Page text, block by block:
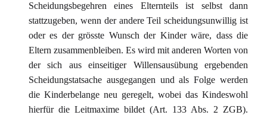
Scheidungsbegehren eines Elternteils ist selbst dann
stattzugeben, wenn der andere Teil scheidungsunwillig ist
oder es der grösste Wunsch der Kinder wäre, dass die
Eltern zusammenbleiben. Es wird mit anderen Worten von
der sich aus einseitiger Willensausübung ergebenden
Scheidungstatsache ausgegangen und als Folge werden
die Kinderbelange neu geregelt, wobei das Kindeswohl
hierfür die Leitmaxime bildet (Art. 133 Abs. 2 ZGB).